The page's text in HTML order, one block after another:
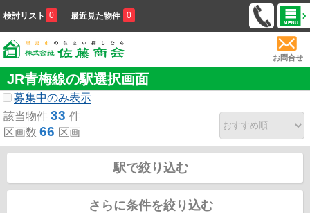
検討リスト 0 最近見た物件 0
お問合せ
JR青梅線の駅選択画面
募集中のみ表示
該当物件 33 件
区画数 66 区画
駅で絞り込む
さらに条件を絞り込む